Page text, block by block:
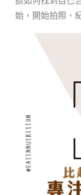
始，開始拍照、